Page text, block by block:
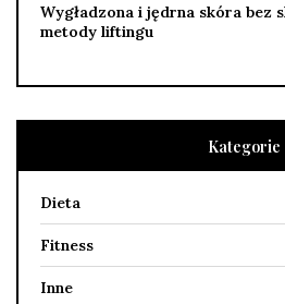
Wygładzona i jędrna skóra bez
metody liftingu
Kategorie
Dieta
Fitness
Inne